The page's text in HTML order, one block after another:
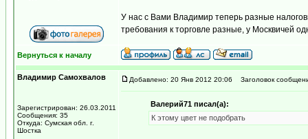
У нас с Вами Владимир теперь разные
требования к торговле разные, у Москвичей
Вернуться к началу
Владимир Самохвалов
Зарегистрирован: 26.03.2011
Сообщения: 35
Откуда: Сумская обл. г.
Шостка
Добавлено: 20 Янв 2012 20:06 Заголовок
Валерий71 писал(а):
К этому цвет не подобрать